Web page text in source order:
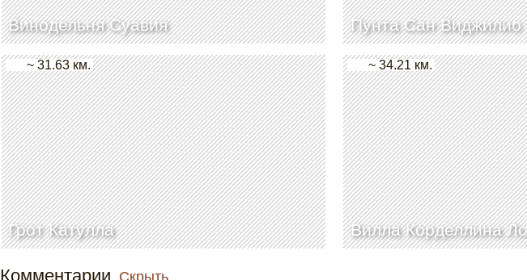
Винодельня Суавия Пунта Сан Виджилио
Грот Катулла
~ 31.63 км.
Вилла Корделлина
~ 34.21 км.
Комментарии Скрыть